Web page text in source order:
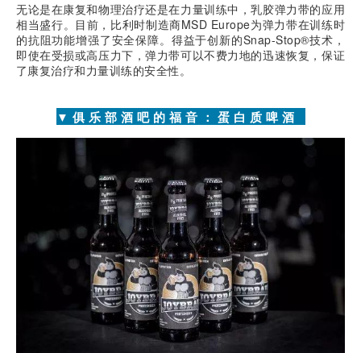
无论是在康复和物理治疗还是在力量训练中，乳胶弹力带的应用
相当盛行。目前，比利时制造商MSD Europe为弹力带在训练时
的抗阻功能增强了安全保障。得益于创新的Snap-Stop®技术，
即使在受损或高压力下，弹力带可以不费力地的迅速恢复，保证
了康复治疗和力量训练的安全性。
▼俱乐部酒吧的福音：蛋白质啤酒